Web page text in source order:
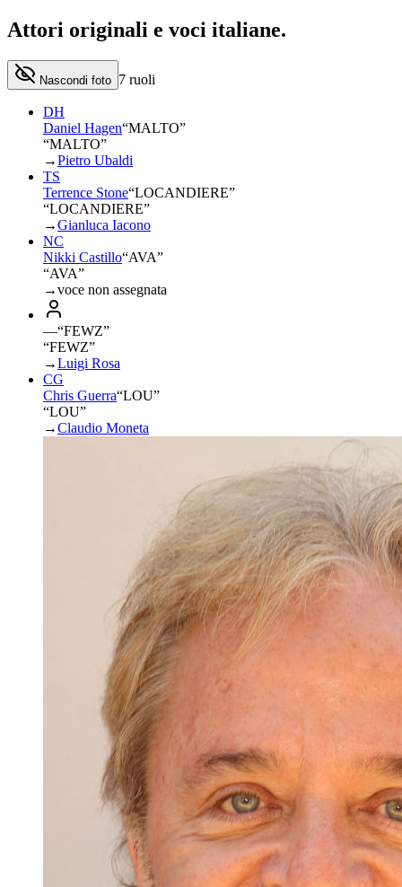
Attori originali e voci italiane.
Nascondi foto 7 ruoli
DH
Daniel Hagen“MALTO”
“MALTO”
→Pietro Ubaldi
TS
Terrence Stone“LOCANDIERE”
“LOCANDIERE”
→Gianluca Iacono
NC
Nikki Castillo“AVA”
“AVA”
→voce non assegnata
—“FEWZ”
“FEWZ”
→Luigi Rosa
CG
Chris Guerra“LOU”
“LOU”
→Claudio Moneta